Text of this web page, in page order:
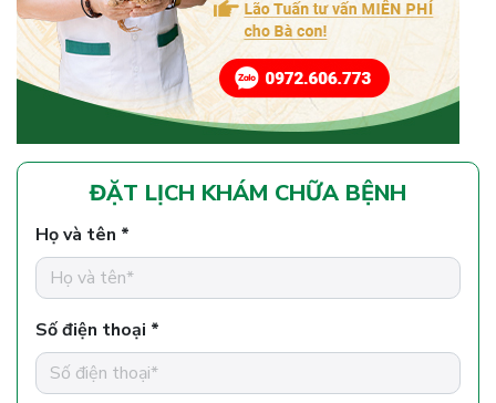
ĐẶT LỊCH KHÁM CHỮA BỆNH
Họ và tên *
Số điện thoại *